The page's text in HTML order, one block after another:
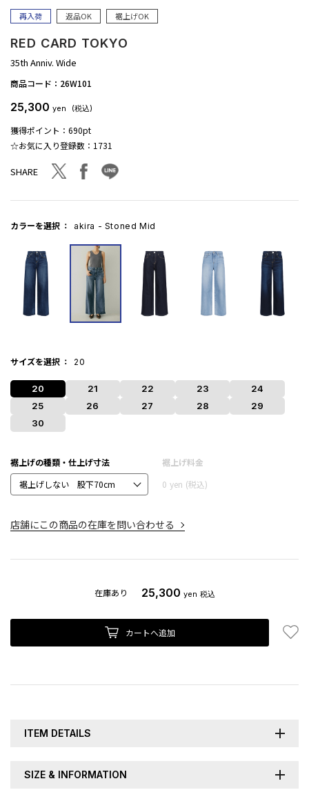
再入荷 返品OK 裾上げOK
RED CARD TOKYO
35th Anniv. Wide
商品コード： 26W101
25,300 yen (税込)
獲得ポイント： 690pt
☆お気に入り登録数： 1731
SHARE twitterfacebookline
カラーを選択 akira - Stoned Mid
サイズを選択 20
20 21 22 23
24
25
26 27 28
29
30
裾上げの種類・仕上げ寸法
裾上げ料金
0 yen (税込)
店舗にこの商品の在庫を問い合わせる
在庫あり 25,300 yen 税込
カートへ追加
ITEM DETAILS
SIZE & INFORMATION